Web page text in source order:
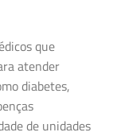
que
atender
diabetes,
de unidades